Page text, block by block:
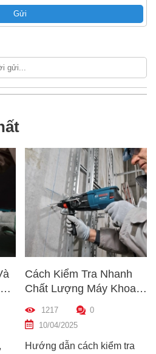
Gửi
Cách Kiểm Tra Nhanh
Chất Lượng Máy Khoan
Trước Khi Mua – Hướng
Dẫn Chi Tiết Cho Người
Mới
1217
0
10/04/2025
Hướng dẫn cách kiểm tra